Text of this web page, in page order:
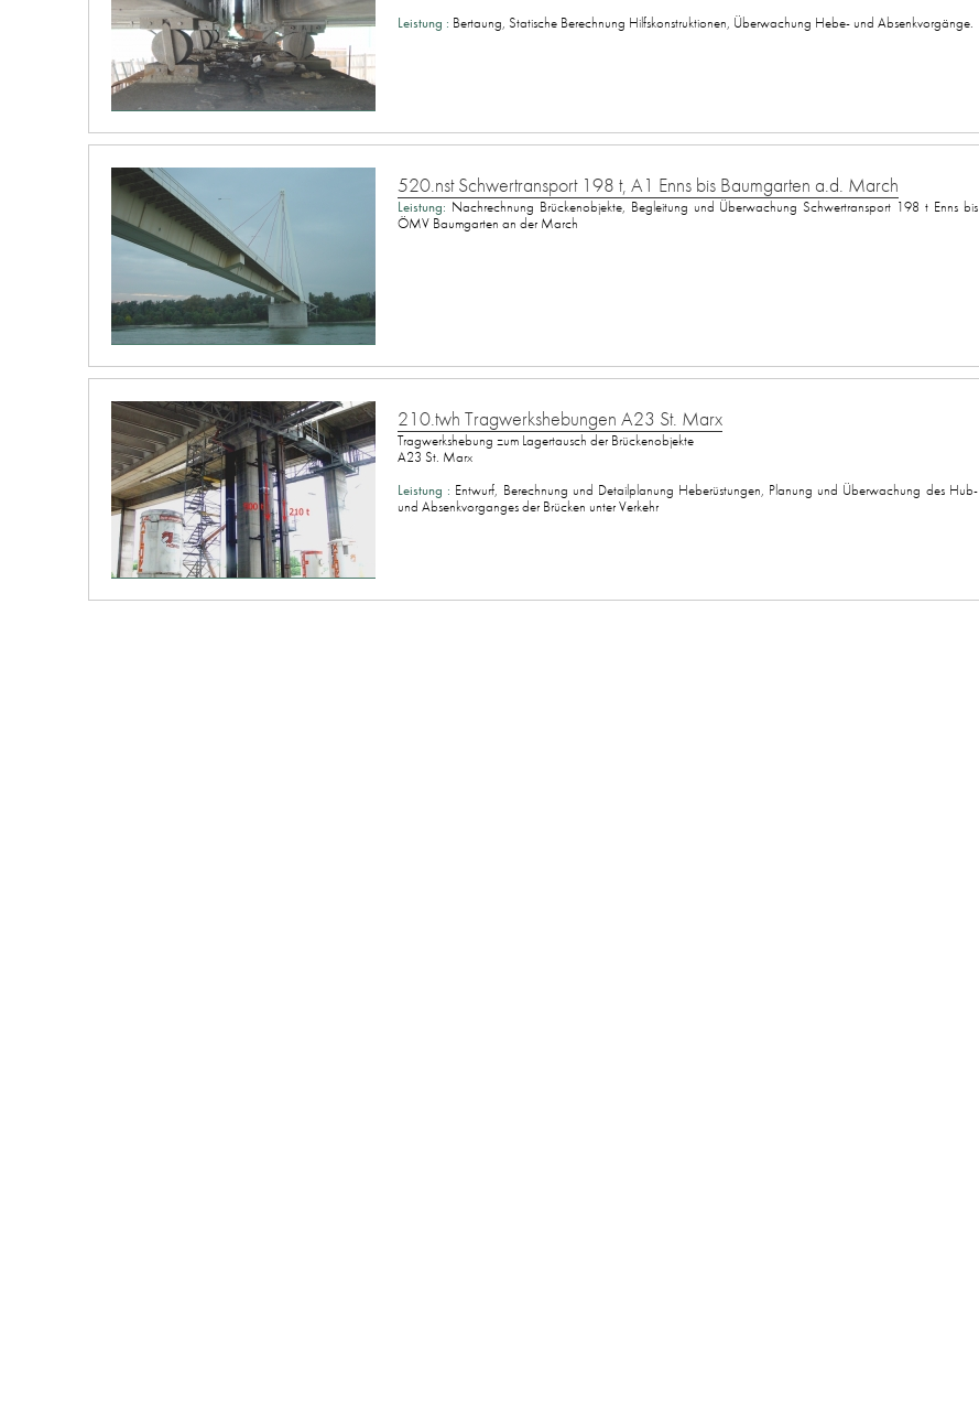
Leistung : Bertaung, Statische Berechnung Hilfskonstruktionen, Überwachung Hebe- und Absenkvorgänge.
520.nst Schwertransport 198 t, A1 Enns bis Baumgarten a.d. March
Leistung: Nachrechnung Brückenobjekte, Begleitung und Überwachung Schwertransport 198 t Enns bis
ÖMV Baumgarten an der March
210.twh Tragwerkshebungen A23 St. Marx
Tragwerkshebung zum Lagertausch der Brückenobjekte
A23 St. Marx
Leistung : Entwurf, Berechnung und Detailplanung Heberüstungen, Planung und Überwachung des Hub-
und Absenkvorganges der Brücken unter Verkehr